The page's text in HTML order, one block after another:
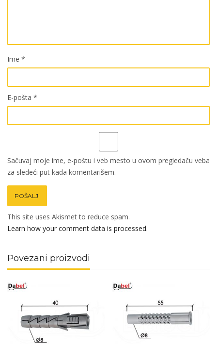
Ime *
E-pošta *
Sačuvaj moje ime, e-poštu i veb mesto u ovom pregledaču veba
za sledeći put kada komentarišem.
This site uses Akismet to reduce spam.
Learn how your comment data is processed.
Povezani proizvodi